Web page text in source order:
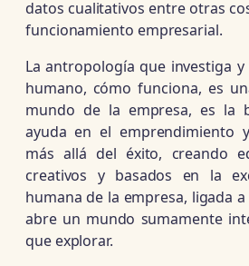
datos cualitativos entre otras
funcionamiento empresarial.
La antropología que investiga
humano, cómo funciona, es
mundo de la empresa, es la
ayuda en el emprendimiento
más allá del éxito, creando
creativos y basados en la
humana de la empresa, ligada
abre un mundo sumamente
que explorar.